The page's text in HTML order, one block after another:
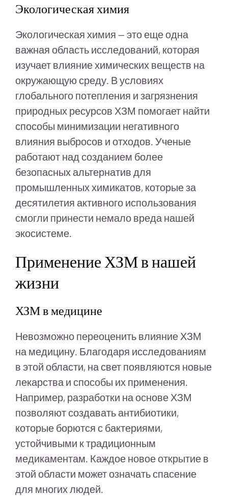
Экологическая химия
Экологическая химия — это еще одна
важная область исследований, которая
изучает влияние химических веществ на
окружающую среду. В условиях
глобального потепления и загрязнения
природных ресурсов ХЗМ помогает найти
способы минимизации негативного
влияния выбросов и отходов. Ученые
работают над созданием более
безопасных альтернатив для
промышленных химикатов, которые за
десятилетия активного использования
смогли принести немало вреда нашей
экосистеме.
Применение ХЗМ в нашей
жизни
ХЗМ в медицине
Невозможно переоценить влияние ХЗМ
на медицину. Благодаря исследованиям
в этой области, на свет появляются новые
лекарства и способы их применения.
Например, разработки на основе ХЗМ
позволяют создавать антибиотики,
которые борются с бактериями,
устойчивыми к традиционным
медикаментам. Каждое новое открытие в
этой области может означать спасение
для многих людей.